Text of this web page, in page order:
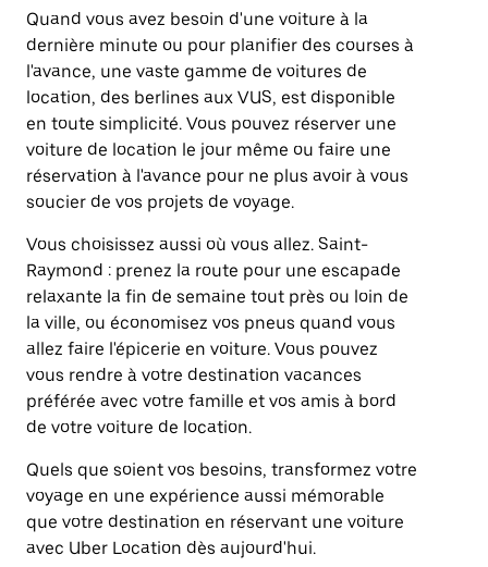
Quand vous avez besoin d'une voiture à la
dernière minute ou pour planifier des courses à
l'avance, une vaste gamme de voitures de
location, des berlines aux VUS, est disponible
en toute simplicité. Vous pouvez réserver une
voiture de location le jour même ou faire une
réservation à l'avance pour ne plus avoir à vous
soucier de vos projets de voyage.
Vous choisissez aussi où vous allez. Saint-
Raymond : prenez la route pour une escapade
relaxante la fin de semaine tout près ou loin de
la ville, ou économisez vos pneus quand vous
allez faire l'épicerie en voiture. Vous pouvez
vous rendre à votre destination vacances
préférée avec votre famille et vos amis à bord
de votre voiture de location.
Quels que soient vos besoins, transformez votre
voyage en une expérience aussi mémorable
que votre destination en réservant une voiture
avec Uber Location dès aujourd'hui.